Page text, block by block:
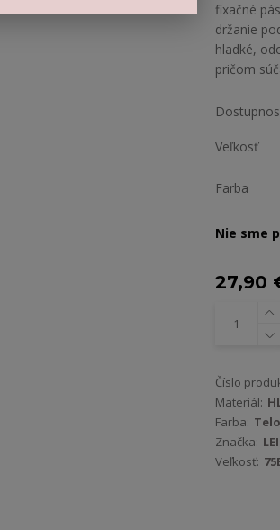
fixačné
držanie
hladké,
pričom
Veľkosť
Farba
Nie sme
27,90
Číslo
Materiál:
Farba:
Značka:
Veľkosť: